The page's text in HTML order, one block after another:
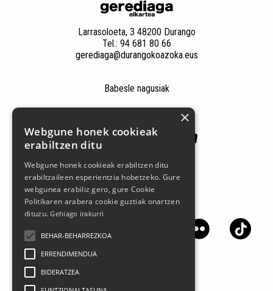
Larrasoloeta, 3 48200 Durango
Tel.: 94 681 80 66
gerediaga@durangokoazoka.eus
Babesle nagusiak
Jarrai gaitzazu sare sozialetan
×
Webgune honek cookieak
erabiltzen ditu
Webgune honek cookieak erabiltzen ditu
erabiltzaileen esperientzia hobetzeko. Gure
webgunea erabiliz gero, gure Cookie
Politikaren arabera cookie guztiak onartzen
dituzu.Gehiago irakurri
BEHAR-BEHARREZKOA
ERRENDIMENDUA
BIDERATZEA